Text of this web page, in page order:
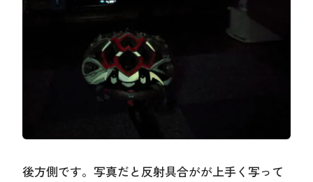
後方側です。写真だと反射具合がが上手く写って